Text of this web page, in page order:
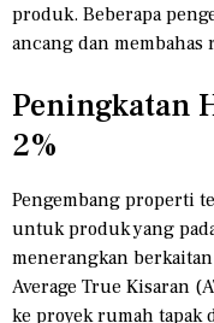
produk. Beberapa
ancang dan
Peningkatan
2%
Pengembang properti
untuk produk yang
menerangkan
Average True Kisaran
ke proyek rumah tapak